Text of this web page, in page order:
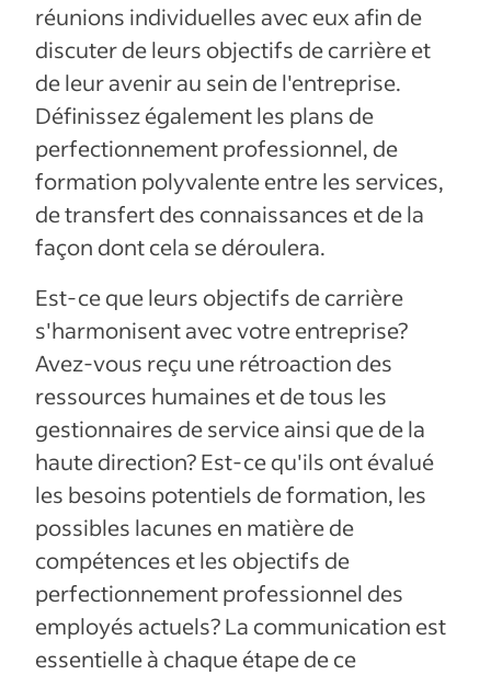
réunions individuelles avec eux afin de
discuter de leurs objectifs de carrière et
de leur avenir au sein de l'entreprise.
Définissez également les plans de
perfectionnement professionnel, de
formation polyvalente entre les services,
de transfert des connaissances et de la
façon dont cela se déroulera.
Est-ce que leurs objectifs de carrière
s'harmonisent avec votre entreprise?
Avez-vous reçu une rétroaction des
ressources humaines et de tous les
gestionnaires de service ainsi que de la
haute direction? Est-ce qu'ils ont évalué
les besoins potentiels de formation, les
possibles lacunes en matière de
compétences et les objectifs de
perfectionnement professionnel des
employés actuels? La communication est
essentielle à chaque étape de ce